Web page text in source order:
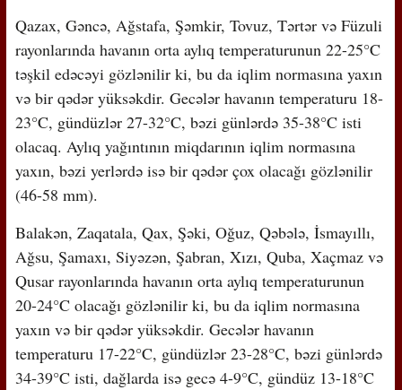
Qazax, Gəncə, Ağstafa, Şəmkir, Tovuz, Tərtər və Füzuli
rayonlarında havanın orta aylıq temperaturunun 22-25°C
təşkil edəcəyi gözlənilir ki, bu da iqlim normasına yaxın
və bir qədər yüksəkdir. Gecələr havanın temperaturu 18-
23°C, gündüzlər 27-32°C, bəzi günlərdə 35-38°C isti
olacaq. Aylıq yağıntının miqdarının iqlim normasına
yaxın, bəzi yerlərdə isə bir qədər çox olacağı gözlənilir
(46-58 mm).
Balakən, Zaqatala, Qax, Şəki, Oğuz, Qəbələ, İsmayıllı,
Ağsu, Şamaxı, Siyəzən, Şabran, Xızı, Quba, Xaçmaz və
Qusar rayonlarında havanın orta aylıq temperaturunun
20-24°C olacağı gözlənilir ki, bu da iqlim normasına
yaxın və bir qədər yüksəkdir. Gecələr havanın
temperaturu 17-22°C, gündüzlər 23-28°C, bəzi günlərdə
34-39°C isti, dağlarda isə gecə 4-9°C, gündüz 13-18°C